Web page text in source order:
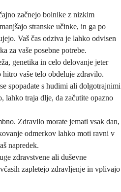
začnejo bolnike z nizkim
stranske učinke, in ga po
Vaš čas odziva je lahko odvisen
za vaše posebne potrebe.
genetika in celo delovanje jeter
vaše telo obdeluje zdravilo.
spopadate s hudimi ali dolgotrajnimi
lahko traja dlje, da začutite opazno
Zdravilo morate jemati vsak dan,
odmerkov lahko moti ravni v
napredek.
zdravstvene ali duševne
zapletejo zdravljenje in vplivajo